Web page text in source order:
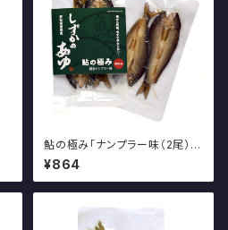
鮎の極み「ナンプラー味（2尾）」
～しずかのあゆ～
¥864